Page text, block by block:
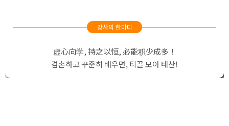
강사의 한마디
虚心向学, 持之以恒, 必能积少成多！
겸손하고 꾸준히 배우면, 티끌 모아 태산!